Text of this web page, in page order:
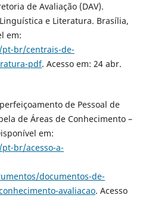
de Avaliação (DAV).
e Literatura. Brasília,
em:
br/centrais-de-
pdf. Acesso em: 24 abr.
de Pessoal de
de Áreas de Conhecimento –
em:
br/acesso-a-
documentos-de-
avaliacao. Acesso